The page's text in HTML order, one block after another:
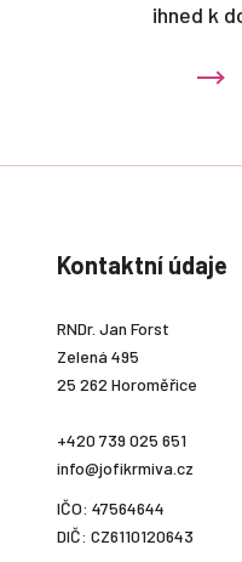
ihned k
Kontaktní údaje
RNDr. Jan Forst
Zelená 495
25 262 Horoměřice
+420 739 025 651
info@jofikrmiva.cz
IČO: 47564644
DIČ: CZ6110120643